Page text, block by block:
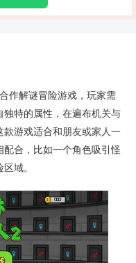
作解谜冒险游戏，玩家需
特的属性，在遍布机关与
款游戏适合和朋友或家人一
配合，比如一个角色吸引怪
域。